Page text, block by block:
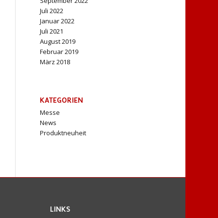
Juli 2022
Januar 2022
Juli 2021
August 2019
Februar 2019
März 2018
KATEGORIEN
Messe
News
Produktneuheit
LINKS